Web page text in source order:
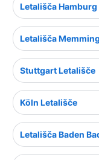
Letališča Hamburg
Letališča
Stuttgart Letališče
Köln Letališče
Letališča Baden